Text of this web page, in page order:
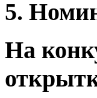
5.
На